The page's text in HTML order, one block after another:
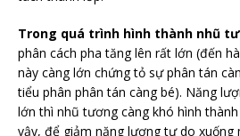
Trong quá trình hình thành nhũ
phân cách pha tăng lên rất lớn (đến
này càng lớn chứng tỏ sự phân tán
tiểu phân phân tán càng bé). Năng
lớn thì nhũ tương càng khó hình thành
vậy, để giảm năng lượng tự do xuống